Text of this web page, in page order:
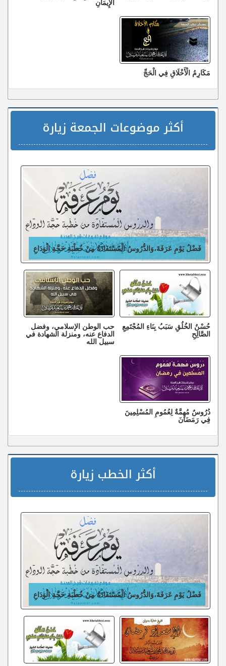
الْإِيمَانِ
مَكَارِمُ الْأَخْلَاقِ فِي الْحَجِّ
أكثر موضوعات الجمعة زيارة
فَضْلُ يَوْمِ عَرَفَةَ،وَالدُّرُوسُ الْمُسْتَفَادَةُ مِنْ خُطْبَةِ حَجَّةِ الْوَدَاعِ
حُسْنُ الخُلُقِ سَبَبُ بِنَاءِ المُجْتَمِعِ
الصَّالِحِ
حب الوطن الإسلامي، وفضل
الدفاع عنه، ومنزلة الشهادة في
سبيل الله
دُرُوسٌ مُهِمَّةٌ لِعُمُومِ المُسْلِمِينَ
فِي رَمَضَانَ
أكثر الخطب زيارة
فَضْلُ يَوْمِ عَرَفَةَ،وَالدُّرُوسُ الْمُسْتَفَادَةُ مِنْ خُطْبَةِ حَجَّةِ الْوَدَاعِ